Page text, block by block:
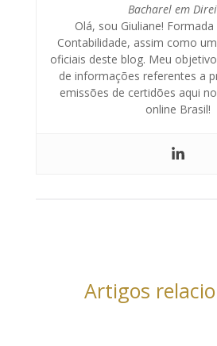
Bacharel em
Olá, sou Giuliane!
Contabilidade, assim como
oficiais deste blog. Meu
de informações referentes a
emissões de certidões aqui
online Brasil!
Artigos